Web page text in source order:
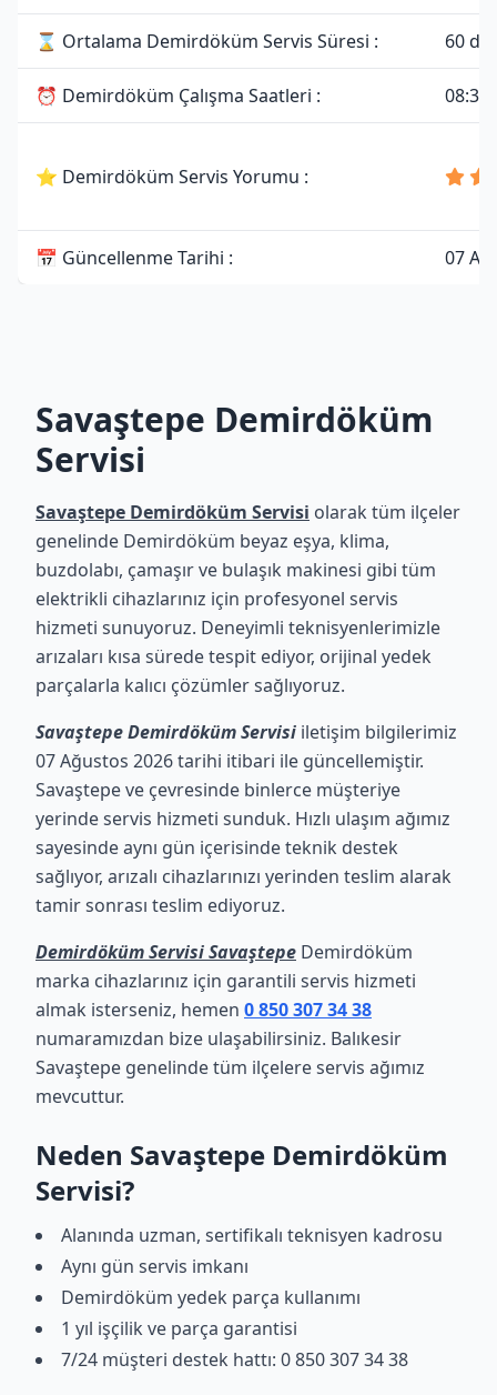
⌛ Ortalama Demirdöküm Servis Süresi : 60
⏰ Demirdöküm Çalışma Saatleri : 08:30
⭐ Demirdöküm Servis Yorumu :
📅 Güncellenme Tarihi : 07
Savaştepe Demirdöküm
Servisi
Savaştepe Demirdöküm Servisi olarak tüm ilçeler
genelinde Demirdöküm beyaz eşya, klima,
buzdolabı, çamaşır ve bulaşık makinesi gibi tüm
elektrikli cihazlarınız için profesyonel servis
hizmeti sunuyoruz. Deneyimli teknisyenlerimizle
arızaları kısa sürede tespit ediyor, orijinal yedek
parçalarla kalıcı çözümler sağlıyoruz.
Savaştepe Demirdöküm Servisi iletişim bilgilerimiz
07 Ağustos 2026 tarihi itibari ile güncellemiştir.
Savaştepe ve çevresinde binlerce müşteriye
yerinde servis hizmeti sunduk. Hızlı ulaşım ağımız
sayesinde aynı gün içerisinde teknik destek
sağlıyor, arızalı cihazlarınızı yerinden teslim alarak
tamir sonrası teslim ediyoruz.
Demirdöküm Servisi Savaştepe Demirdöküm
marka cihazlarınız için garantili servis hizmeti
almak isterseniz, hemen 0 850 307 34 38
numaramızdan bize ulaşabilirsiniz. Balıkesir
Savaştepe genelinde tüm ilçelere servis ağımız
mevcuttur.
Neden Savaştepe Demirdöküm
Servisi?
Alanında uzman, sertifikalı teknisyen kadrosu
Aynı gün servis imkanı
Demirdöküm yedek parça kullanımı
1 yıl işçilik ve parça garantisi
7/24 müşteri destek hattı: 0 850 307 34 38